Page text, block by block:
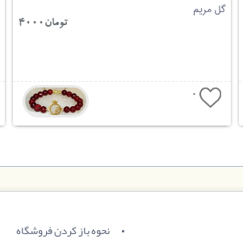
گل مریم
تومان4000
0
نحوه باز کردن فروشگاه